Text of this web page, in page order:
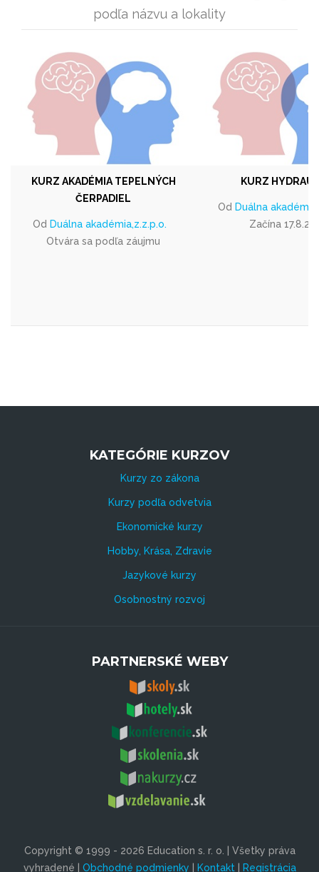
podľa názvu a lokality
KURZ AKADÉMIA TEPELNÝCH
ČERPADIEL
Od Duálna akadémia,z.z.p.o.
Otvára sa podľa záujmu
KURZ
Od Duálna
Začína
KATEGÓRIE KURZOV
Kurzy zo zákona
Kurzy podľa odvetvia
Ekonomické kurzy
Hobby, Krása, Zdravie
Jazykové kurzy
Osobnostný rozvoj
PARTNERSKÉ WEBY
Copyright © 1999 - 2026 Education s. r. o. | Všetky práva
vyhradené | Obchodné podmienky | Kontakt| Registrácia